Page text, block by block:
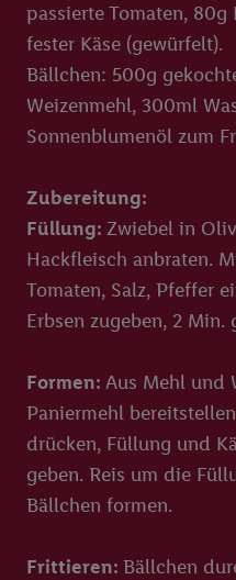
passierte Tomaten, 80g
fester Käse (gewürfelt).
Bällchen: 500g
Weizenmehl, 300ml
Sonnenblumenöl zum
Zubereitung:
Füllung: Zwiebel in
Hackfleisch anbraten.
Tomaten, Salz, Pfeffer
Erbsen zugeben, 2 Min.
Formen: Aus Mehl und
Paniermehl
drücken, Füllung und
geben. Reis um die
Bällchen formen.
Frittieren: Bällchen